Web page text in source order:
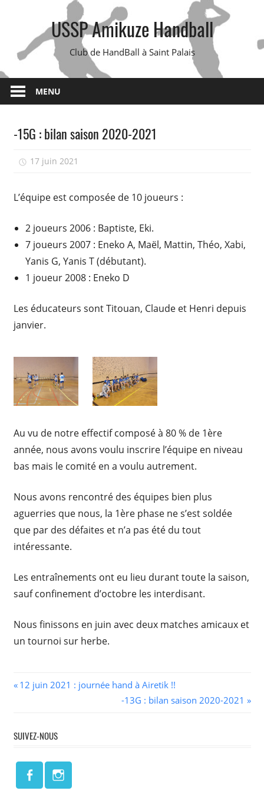
USSP Amikuze Handball
Club de HandBall à Saint Palais
MENU
-15G : bilan saison 2020-2021
17 juin 2021
L’équipe est composée de 10 joueurs :
2 joueurs 2006 : Baptiste, Eki.
7 joueurs 2007 : Eneko A, Maël, Mattin, Théo, Xabi,
Yanis G, Yanis T (débutant).
1 joueur 2008 : Eneko D
Les éducateurs sont Titouan, Claude et Henri depuis
janvier.
Au vu de notre effectif composé à 80 % de 1ère
année, nous avons voulu inscrire l’équipe en niveau
bas mais le comité en a voulu autrement.
Nous avons rencontré des équipes bien plus
aguerries que nous, la 1ère phase ne s’est soldée
que par des défaites et n’a pas été du tout
intéressante.
Les entraînements ont eu lieu durant toute la saison,
sauf confinement d’octobre les interdisant.
Nous finissons en juin avec deux matches amicaux et
un tournoi sur herbe.
Navigation
l’article
Previous
12 juin 2021 : journée hand à Airetik !!
Next
-13G : bilan saison 2020-2021
SUIVEZ-NOUS